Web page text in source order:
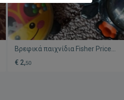
Βρεφικά παιχνίδια Fisher Price
μεταχειρισμένα, πακέτο 3 τεμαχίων
€ 2,50